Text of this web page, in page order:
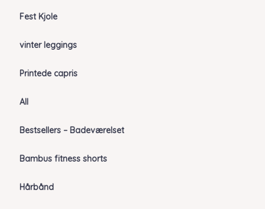
Fest Kjole
vinter leggings
Printede capris
All
Bestsellers – Badeværelset
Bambus fitness shorts
Hårbånd